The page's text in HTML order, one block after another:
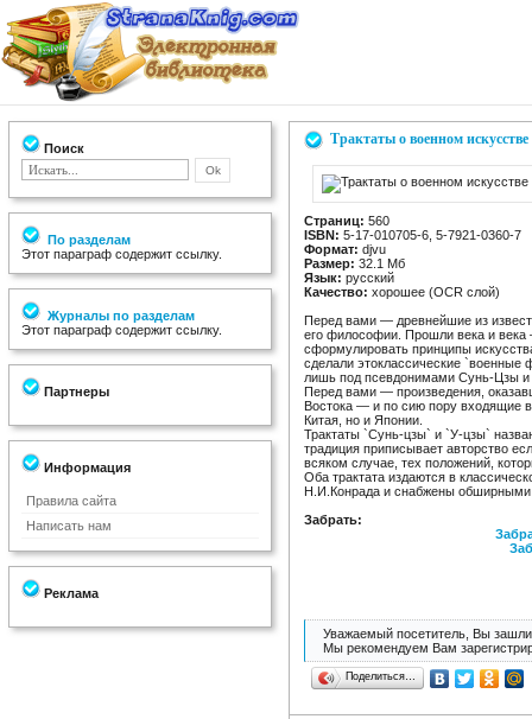
Поиск
По разделам
Этот параграф содержит ссылку.
Журналы по разделам
Этот параграф содержит ссылку.
Партнеры
Информация
Правила сайта
Написать нам
Реклама
Трактаты о военном искусстве
Страниц: 560
ISBN: 5-17-010705-6, 5-7921-0360-7
Формат: djvu
Размер: 32.1 Мб
Язык: русский
Качество: хорошее (OCR слой)
Перед вами — древнейшие из
его философии. Прошли века и
сформулировать принципы
сделали этоклассические
лишь под псевдонимами Сунь-Цзы
Перед вами — произведения,
Востока — и по сию пору входящие
Китая, но и Японии.
Трактаты `Сунь-цзы` и `У-цзы`
традиция приписывает авторство
всяком случае, тех положений,
Оба трактата издаются в
Н.И.Конрада и снабжены обширными
Забрать:
Уважаемый посетитель, Вы зашли
Мы рекомендуем Вам
Поделиться…